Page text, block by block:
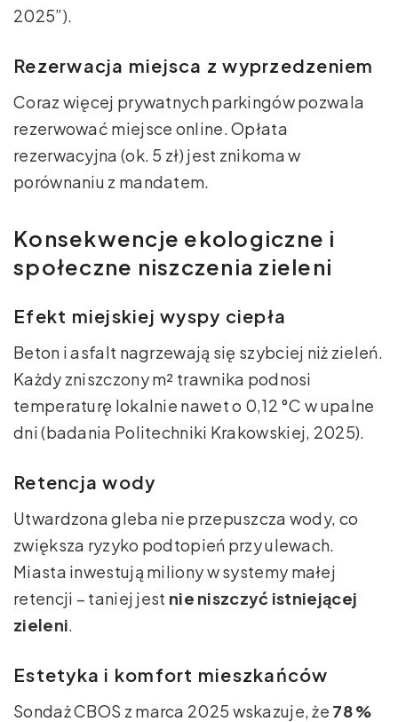
2025”).
Rezerwacja miejsca z wyprzedzeniem
Coraz więcej prywatnych parkingów pozwala
rezerwować miejsce online. Opłata
rezerwacyjna (ok. 5 zł) jest znikoma w
porównaniu z mandatem.
Konsekwencje ekologiczne i
społeczne niszczenia zieleni
Efekt miejskiej wyspy ciepła
Beton i asfalt nagrzewają się szybciej niż zieleń.
Każdy zniszczony m² trawnika podnosi
temperaturę lokalnie nawet o 0,12 °C w upalne
dni (badania Politechniki Krakowskiej, 2025).
Retencja wody
Utwardzona gleba nie przepuszcza wody, co
zwiększa ryzyko podtopień przy ulewach.
Miasta inwestują miliony w systemy małej
retencji – taniej jest nie niszczyć istniejącej
zieleni.
Estetyka i komfort mieszkańców
Sondaż CBOS z marca 2025 wskazuje, że 78 %